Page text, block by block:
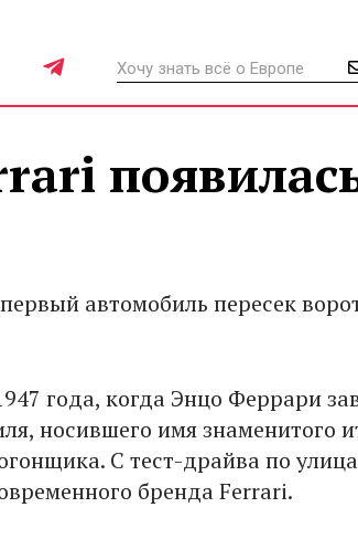
автомобиль пересек
года, когда Энцо Феррари
носившего имя знаменитого
С тест-драйва по
бренда Ferrari.